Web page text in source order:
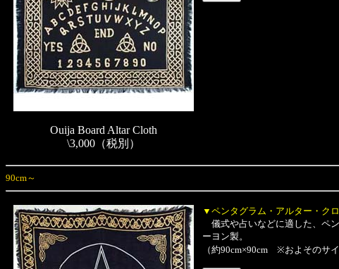
Ouija Board Altar Cloth
\3,000（税別）
90cm～
▼ペンタグラム・アルター・ク
儀式や占いなどに適した、ペ
ーヨン製。
（約90cm×90cm ※およそのサイ